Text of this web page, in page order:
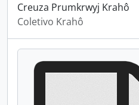
Creuza Prumkrwyj Krahô
Coletivo Krahô